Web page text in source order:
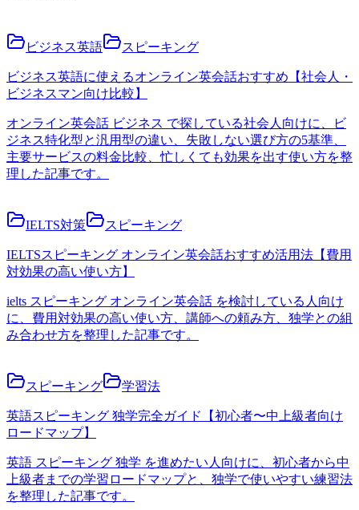
ビジネス英語 スピーキング
ビジネス英語に使えるオンライン英会話おすすめ【社会人・
ビジネスマン向け比較】
オンライン英会話 ビジネス で探している社会人向けに、ビ
ジネス特化型と汎用型の違い、失敗しない選び方の5基準、
主要サービスの料金比較、忙しくても効果を出す使い方を整
理した記事です。
IELTS対策 スピーキング
IELTSスピーキング オンライン英会話おすすめ活用法【費用
対効果の高い使い方】
ielts スピーキング オンライン英会話 を検討している人向け
に、費用対効果の高い使い方、講師への頼み方、独学との組
み合わせ方を整理した記事です。
スピーキング 学習法
英語スピーキング 独学完全ガイド【初心者〜中上級者向け
ロードマップ】
英語 スピーキング 独学 を進めたい人向けに、初心者から中
上級者までの学習ロードマップと、独学で使いやすい練習法
を整理した記事です。